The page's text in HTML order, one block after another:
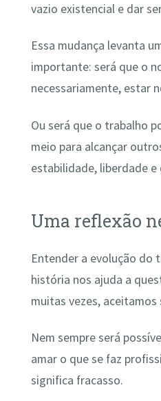
vazio existencial e dar
Essa mudança levanta
importante: será que o
necessariamente, estar
Ou será que o trabalho
meio para alcançar
estabilidade, liberdade e
Uma reflexão
Entender a evolução do
história nos ajuda a
muitas vezes, aceitamos
Nem sempre será
amar o que se faz
significa fracasso.